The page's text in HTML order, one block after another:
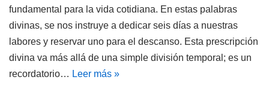
fundamental para la vida cotidiana. En estas palabras
divinas, se nos instruye a dedicar seis días a nuestras
labores y reservar uno para el descanso. Esta prescripción
divina va más allá de una simple división temporal; es un
recordatorio… Leer más »